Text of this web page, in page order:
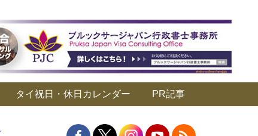
タイ祝日・休日カレンダー PR記事